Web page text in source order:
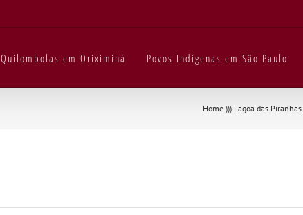
Quilombolas em Oriximiná Povos Indígenas em São Paulo
Home ))) Lagoa das Piranhas